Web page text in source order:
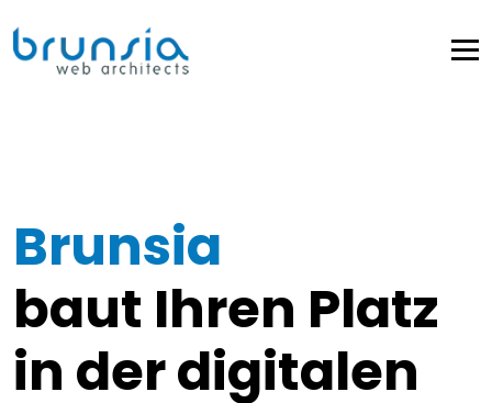
Brunsia
baut Ihren Platz
in der digitalen